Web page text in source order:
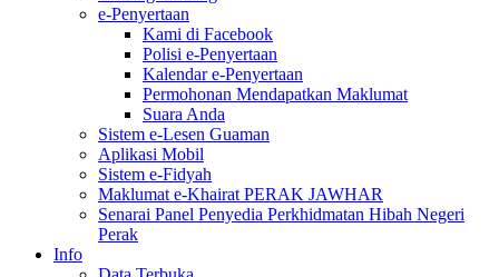
e-Penyertaan
Kami di Facebook
Polisi e-Penyertaan
Kalendar e-Penyertaan
Permohonan Mendapatkan Maklumat
Suara Anda
Sistem e-Lesen Guaman
Aplikasi Mobil
Sistem e-Fidyah
Maklumat e-Khairat PERAK JAWHAR
Senarai Panel Penyedia Perkhidmatan Hibah Negeri
Perak
Info